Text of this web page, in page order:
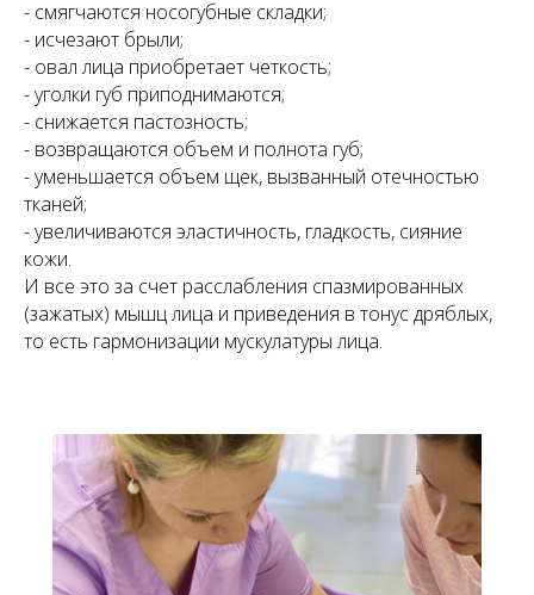
- смягчаются носогубные складки;
- исчезают брыли;
- овал лица приобретает четкость;
- уголки губ приподнимаются;
- снижается пастозность;
- возвращаются объем и полнота губ;
- уменьшается объем щек, вызванный отечностью
тканей;
- увеличиваются эластичность, гладкость, сияние
кожи.
И все это за счет расслабления спазмированных
(зажатых) мышц лица и приведения в тонус дряблых,
то есть гармонизации мускулатуры лица.